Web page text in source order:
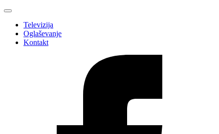
Televizija
Oglaševanje
Kontakt